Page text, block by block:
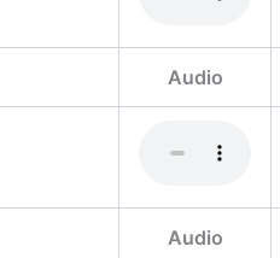
Audio
Audio